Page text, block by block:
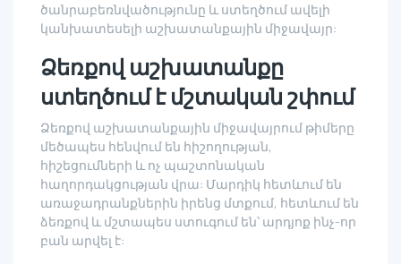
ծանրաբեռնվածությունը և ստեղծում ավելի
կանխատեսելի աշխատանքային միջավայր:
Ձեռքով աշխատանքը
ստեղծում է մշտական շփում
Ձեռքով աշխատանքային միջավայրում թիմերը
մեծապես հենվում են հիշողության,
հիշեցումների և ոչ պաշտոնական
հաղորդակցության վրա: Մարդիկ հետևում են
առաջադրանքներին իրենց մտքում, հետևում են
ձեռքով և մշտապես ստուգում են՝ արդյոք ինչ-որ
բան արվել է: